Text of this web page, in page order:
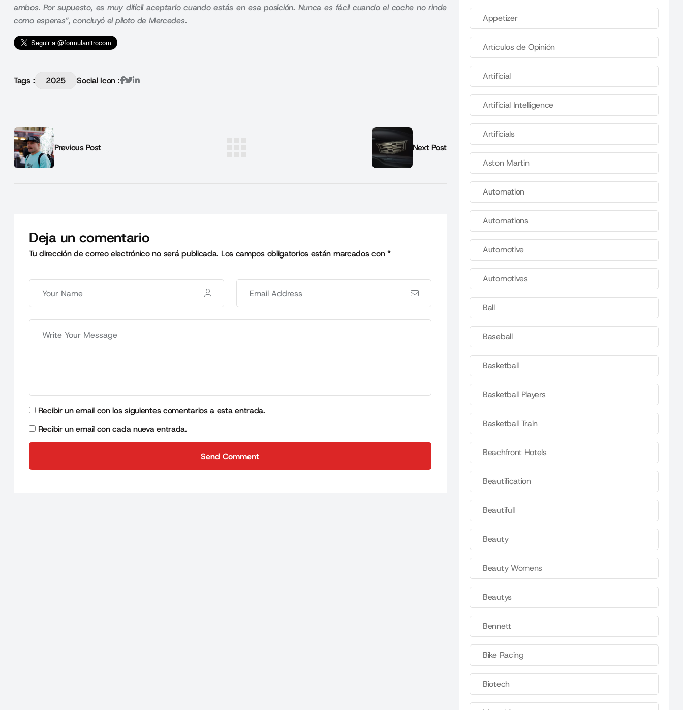
ambos. Por supuesto, es muy difícil aceptarlo cuando estás en esa posición. Nunca es fácil cuando el coche no rinde
como esperas”, concluyó el piloto de Mercedes.
Tags : 2025 Social Icon :
Previous Post Next Post
Deja un comentario
Tu dirección de correo electrónico no será publicada. Los campos obligatorios están marcados con*
Recibir un email con los siguientes comentarios a esta entrada.
Recibir un email con cada nueva entrada.
Send Comment
Appetizer
Artículos de Opinión
Artificial
Artificial Intelligence
Artificials
Aston Martin
Automation
Automations
Automotive
Automotives
Ball
Baseball
Basketball
Basketball Players
Basketball Train
Beachfront Hotels
Beautification
Beautifull
Beauty
Beauty Womens
Beautys
Bennett
Bike Racing
Biotech